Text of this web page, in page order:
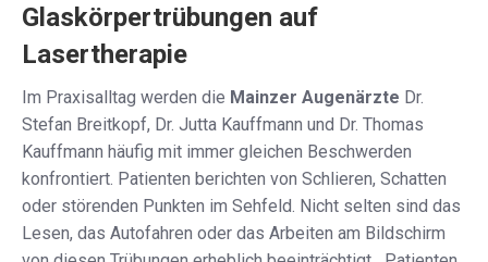
Glaskörpertrübungen auf
Lasertherapie
Im Praxisalltag werden die Mainzer Augenärzte Dr.
Stefan Breitkopf, Dr. Jutta Kauffmann und Dr. Thomas
Kauffmann häufig mit immer gleichen Beschwerden
konfrontiert. Patienten berichten von Schlieren, Schatten
oder störenden Punkten im Sehfeld. Nicht selten sind das
Lesen, das Autofahren oder das Arbeiten am Bildschirm